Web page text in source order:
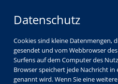
Datenschutz
Cookies sind kleine Datenmengen,
gesendet und vom Webbrowser
Surfens auf dem Computer des
Browser speichert jede Nachricht in
genannt wird. Wenn Sie eine